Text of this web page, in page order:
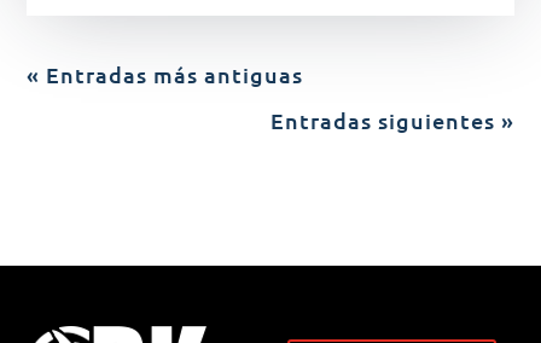
« Entradas más antiguas
Entradas siguientes »